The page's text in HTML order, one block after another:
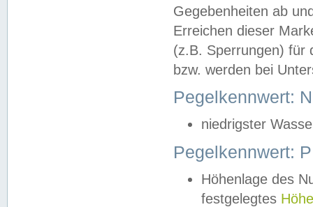
Gegebenheiten ab
Erreichen dieser
(z.B. Sperrungen) für
bzw. werden bei
Pegelkennwert:
niedrigster
Pegelkennwert:
Höhenlage des
festgelegtes